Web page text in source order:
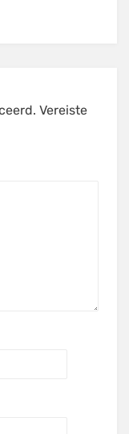
Vereiste